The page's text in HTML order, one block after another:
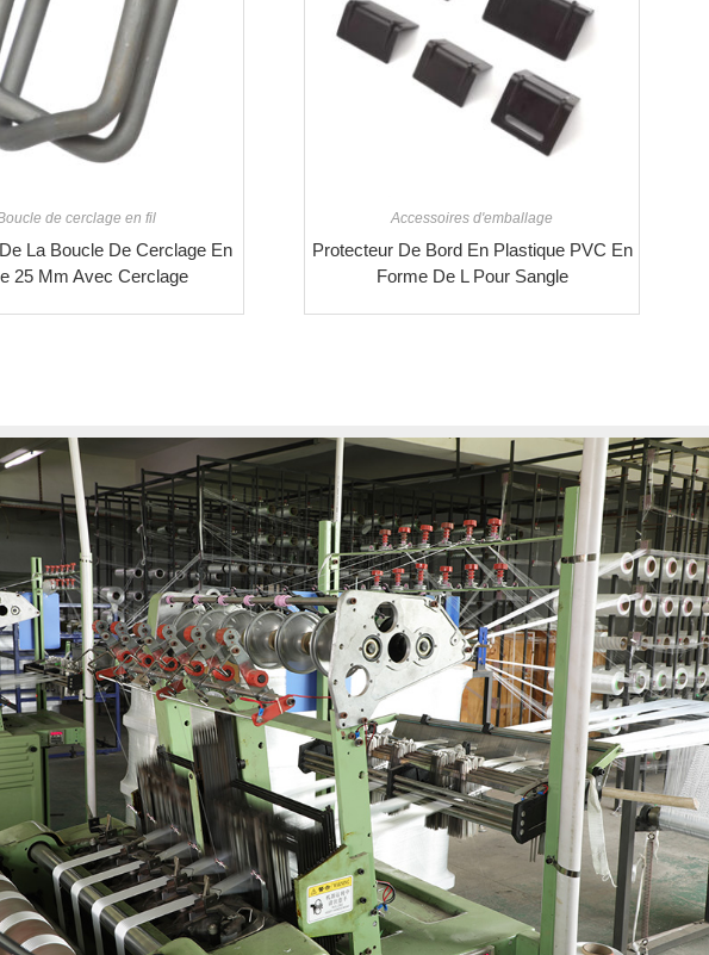
de cerclage en fil
La Boucle De Cerclage En
25 Mm Avec Cerclage
Accessoires d'emballage
Protecteur De Bord En Plastique PVC En
Forme De L Pour Sangle